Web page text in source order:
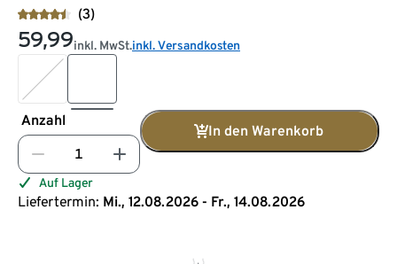
(3)
59,99inkl. MwSt.inkl. Versandkosten
Anzahl
In den Warenkorb
Auf Lager
Liefertermin: Mi., 12.08.2026 - Fr., 14.08.2026